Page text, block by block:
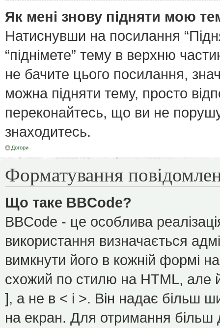
Як мені знову підняти мою
Натиснувши на посилання
“піднімете” тему в верхню
не бачите цього посилання,
можна підняти тему, просто
переконайтесь, що ви не
знаходитесь.
Догори
Форматування
Що таке BBCode?
BBCode - це особлива
використання визначається
вимкнути його в кожній формі
схожий по стилю на HTML, але
], а не в < і >. Він надає більш
на екран. Для отримання більш